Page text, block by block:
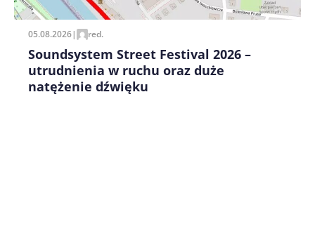
05.08.2026| red.
Soundsystem Street Festival 2026 –
utrudnienia w ruchu oraz duże
natężenie dźwięku